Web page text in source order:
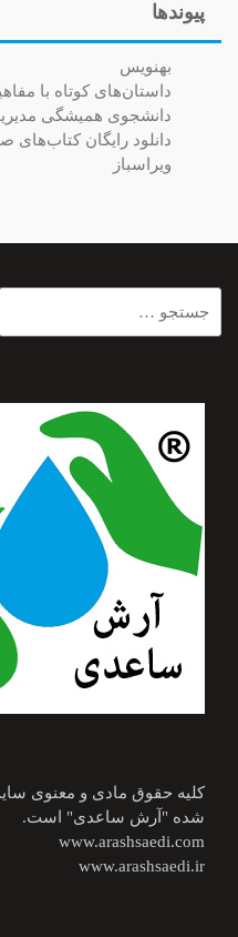
پیوندها
بهنویس
داستان‌های کوتاه با
دانشجوی همیشگی
دانلود رایگان کتاب‌های
ویراسباز
برای:
کلیه حقوق مادی و معنوی
شده "آرش ساعدی" است.
www.arashsaedi.com
www.arashsaedi.ir